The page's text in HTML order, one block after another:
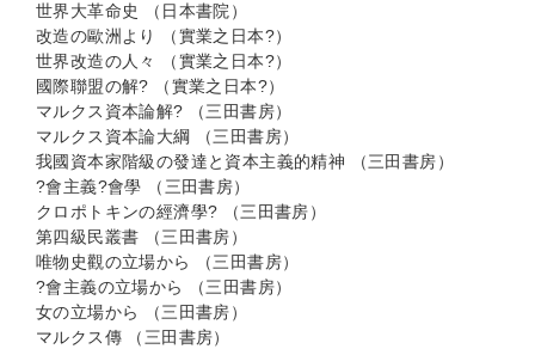
世界大革命史 （日本書院）
改造の歐洲より （實業之日本?）
世界改造の人々 （實業之日本?）
國際聯盟の解? （實業之日本?）
マルクス資本論解? （三田書房）
マルクス資本論大綱 （三田書房）
我國資本家階級の發達と資本主義的精神 （三田書房）
?會主義?會學 （三田書房）
クロポトキンの經濟學? （三田書房）
第四級民叢書 （三田書房）
唯物史觀の立場から （三田書房）
?會主義の立場から （三田書房）
女の立場から （三田書房）
マルクス傳 （三田書房）